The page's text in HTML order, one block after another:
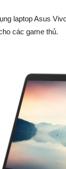
laptop Asus
các game thủ.